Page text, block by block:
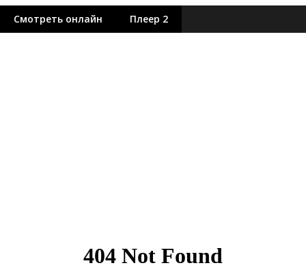
Смотреть онлайн Плеер 2